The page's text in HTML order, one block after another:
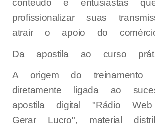
conteúdo e entusiastas
profissionalizar suas
atrair o apoio do
Da apostila ao curso
A origem do treinamento
diretamente ligada ao
apostila digital "Rádio
Gerar Lucro", material